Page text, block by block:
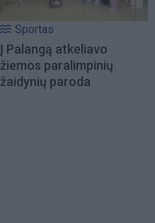
Sportas
Į Palangą atkeliavo
žiemos paralimpinių
žaidynių paroda